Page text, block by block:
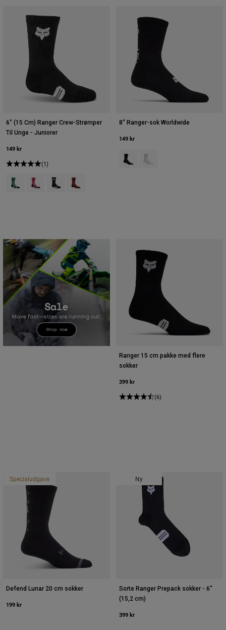
6" (15 Cm) Ranger Crew-Strømper
Til Unge - Juniorer
149 kr
(1)
Product swatch type of Arctic Blue.
Product swatch type of Berry.
Product swatch type of Sort.
Product swatch type of Rustbrun.
8" Ranger-sok Worldwide
149 kr
Product swatch type of Sort.
Product swatch type of
Ranger 15 cm pakke med flere
sokker
399 kr
(6)
Specialudgave
Defend Lunar 20 cm sokker
199 kr
Ny
Sorte Ranger Prepack sokker - 6"
(15,2 cm)
399 kr